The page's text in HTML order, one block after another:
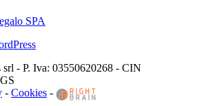
SPA
- P. Iva: 03550620268 - CIN
- Cookies -